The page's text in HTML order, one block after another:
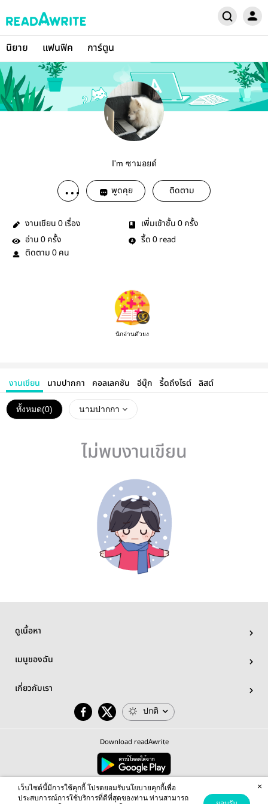
นิยาย แฟนฟิค การ์ตูน
I'm ซามอยด์
พูดคุย ติดตาม
งานเขียน 0 เรื่อง เพิ่มเข้าชั้น 0 ครั้ง
อ่าน 0 ครั้ง รี้ด 0 read
ติดตาม 0 คน
นักอ่านตัวยง
งานเขียน นามปากกา คอลเลคชัน อีบุ๊ก รี้ดถึงไรต์ ลิสต์
ทั้งหมด(0) นามปากกา
ไม่พบงานเขียน
ดูเนื้อหา
เมนูของฉัน
เกี่ยวกับเรา
ปกติ
Download readAwrite
© 2026 readAwrite.com by MEB Corporation Public Company Limited
This site is protected by reCAPTCHA and the Google Privacy Policy Terms of Serviceapply.
เว็บไซต์นี้มีการใช้คุกกี้ โปรดยอมรับนโยบายคุกกี้เพื่อ
ประสบการณ์การใช้บริการที่ดีที่สุดของท่าน ท่านสามารถ
×